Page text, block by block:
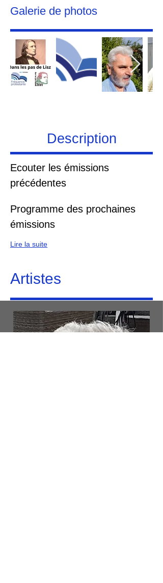
Galerie de photos
Description
Ecouter les émissions
précédentes
Programme des prochaines
émissions
Lire la suite
Artistes